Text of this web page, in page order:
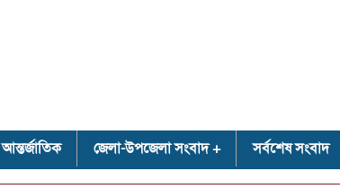
আন্তর্জাতিক জেলা-উপজেলা সংবাদ সর্বশেষ সংবাদ